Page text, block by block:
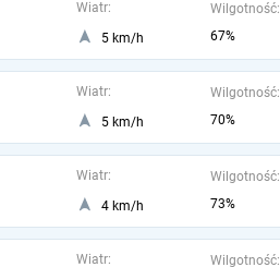
Wiatr:
5 km/h
Wilgotność:
67%
Wiatr:
5 km/h
Wilgotność:
70%
Wiatr:
4 km/h
Wilgotność:
73%
Wiatr:
Wilgotność: